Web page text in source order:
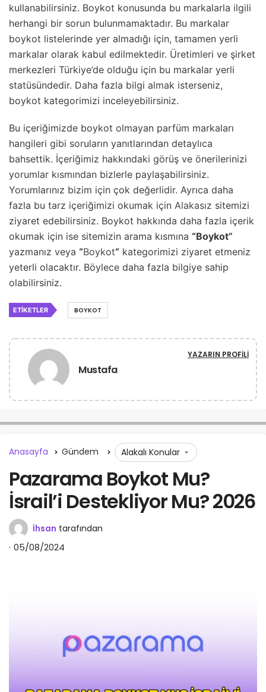
kullanabilirsiniz. Boykot konusunda bu markalarla ilgili
herhangi bir sorun bulunmamaktadır. Bu markalar
boykot listelerinde yer almadığı için, tamamen yerli
markalar olarak kabul edilmektedir. Üretimleri ve şirket
merkezleri Türkiye’de olduğu için bu markalar yerli
statüsündedir. Daha fazla bilgi almak isterseniz,
boykot kategorimizi inceleyebilirsiniz.
Bu içeriğimizde boykot olmayan parfüm markaları
hangileri gibi soruların yanıtlarından detaylıca
bahsettik. İçeriğimiz hakkındaki görüş ve önerilerinizi
yorumlar kısmından bizlerle paylaşabilirsiniz.
Yorumlarınız bizim için çok değerlidir. Ayrıca daha
fazla bu tarz içeriğimizi okumak için Alakasız sitemizi
ziyaret edebilirsiniz. Boykot hakkında daha fazla içerik
okumak için ise sitemizin arama kısmına “Boykot”
yazmanız veya “Boykot“ kategorimizi ziyaret etmeniz
yeterli olacaktır. Böylece daha fazla bilgiye sahip
olabilirsiniz.
ETIKETLER BOYKOT
Mustafa
YAZARIN PROFILI
Anasayfa Gündem Alakalı Konular
Pazarama Boykot Mu?
İsrail’i Destekliyor Mu? 2026
İhsan tarafından
05/08/2024